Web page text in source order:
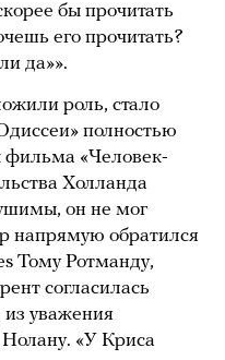
бы прочитать
его прочитать?
да»».
роль, стало
полностью
фильма «Человек-
Холланда
он не мог
напрямую обратился
Тому Ротманду,
согласилась
из уважения
«У Криса